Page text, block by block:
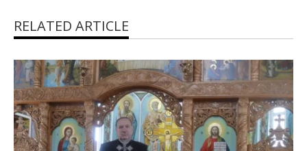
RELATED ARTICLE